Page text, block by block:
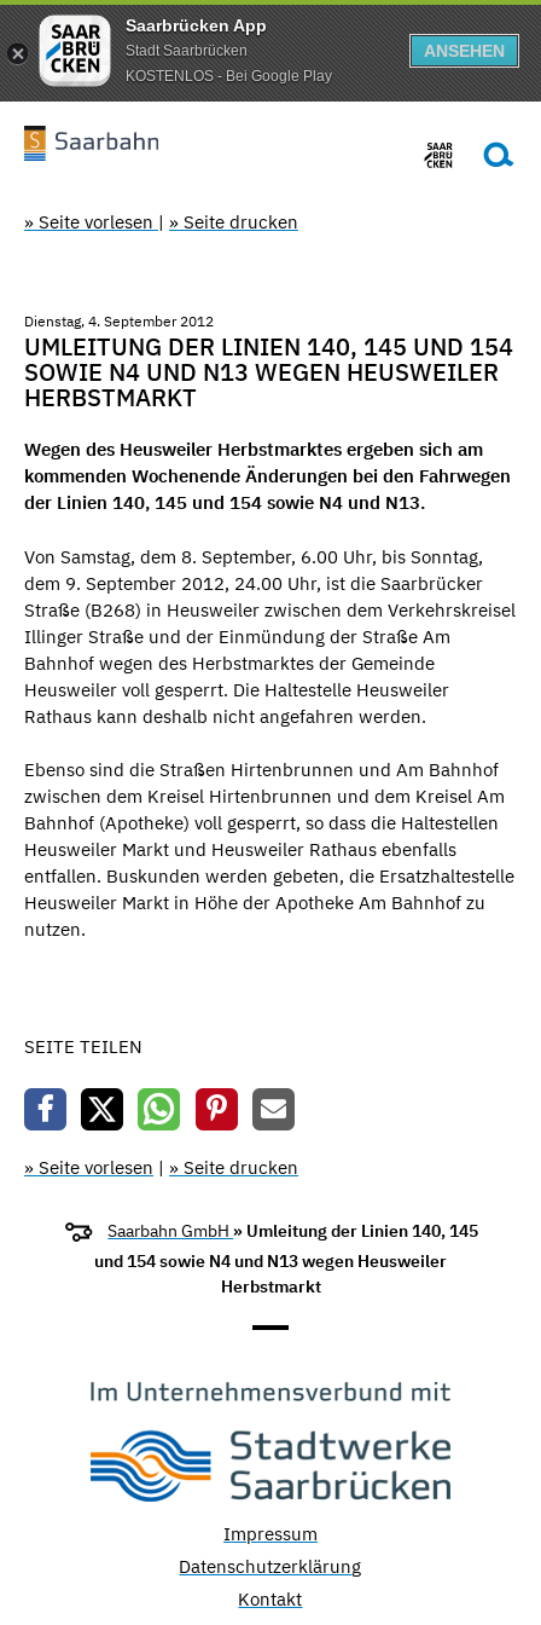
Saarbrücken App
Stadt Saarbrücken
KOSTENLOS - Bei Google Play
ANSEHEN
» Seite vorlesen | » Seite drucken
Dienstag, 4. September 2012
UMLEITUNG DER LINIEN 140, 145 UND 154
SOWIE N4 UND N13 WEGEN HEUSWEILER
HERBSTMARKT
Wegen des Heusweiler Herbstmarktes ergeben sich am
kommenden Wochenende Änderungen bei den Fahrwegen
der Linien 140, 145 und 154 sowie N4 und N13.
Von Samstag, dem 8. September, 6.00 Uhr, bis Sonntag,
dem 9. September 2012, 24.00 Uhr, ist die Saarbrücker
Straße (B268) in Heusweiler zwischen dem Verkehrskreisel
Illinger Straße und der Einmündung der Straße Am
Bahnhof wegen des Herbstmarktes der Gemeinde
Heusweiler voll gesperrt. Die Haltestelle Heusweiler
Rathaus kann deshalb nicht angefahren werden.
Ebenso sind die Straßen Hirtenbrunnen und Am Bahnhof
zwischen dem Kreisel Hirtenbrunnen und dem Kreisel Am
Bahnhof (Apotheke) voll gesperrt, so dass die Haltestellen
Heusweiler Markt und Heusweiler Rathaus ebenfalls
entfallen. Buskunden werden gebeten, die Ersatzhaltestelle
Heusweiler Markt in Höhe der Apotheke Am Bahnhof zu
nutzen.
SEITE TEILEN
» Seite vorlesen | » Seite drucken
Saarbahn GmbH » Umleitung der Linien 140, 145
und 154 sowie N4 und N13 wegen Heusweiler
Herbstmarkt
Impressum
Datenschutzerklärung
Kontakt